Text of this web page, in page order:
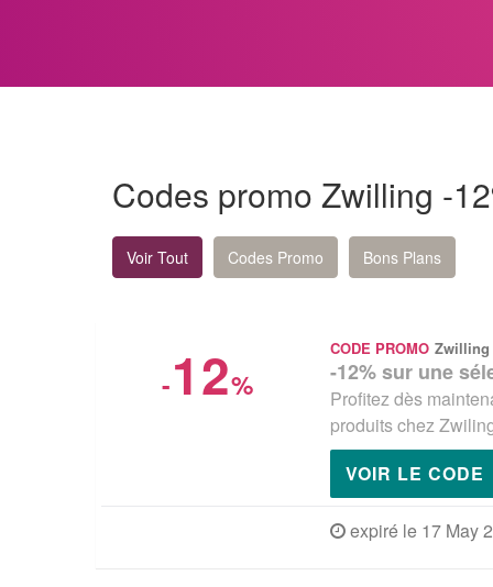
Codes promo Zwilling -
Voir Tout Codes Promo Bons Plans
-12%
CODE PROMO Zwilling
-12% sur une
Profitez dès
produits chez
VOIR LE CODE
expiré le 17 May